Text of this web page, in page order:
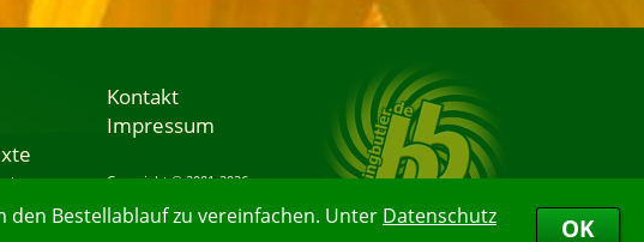
Bestellablauf zu vereinfachen. Unter Datenschutz
OK
Kontakt
Impressum
Copyright © 2001-2026
08.08.2026 12:34:29